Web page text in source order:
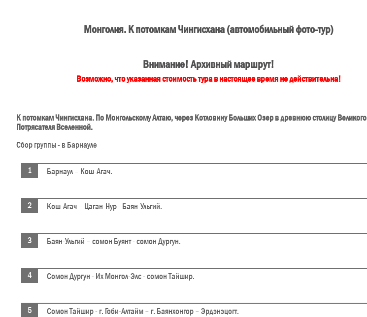
Монголия. К потомкам Чингисхана (автомобильный фото-тур)
Внимание! Архивный маршрут!
Возможно, что указанная стоимость тура в настоящее время не действительна!
К потомкам Чингисхана. По Монгольскому Алтаю, через Котловину Больших Озер в древнюю столицу Великого
Потрясателя Вселенной.
Сбор группы - в Барнауле
Барнаул – Кош-Агач.
Кош-Агач – Цаган-Нур - Баян-Ульгий.
Баян-Ульгий – сомон Буянт - сомон Дургун.
Сомон Дургун - Их Монгол-Элс - сомон Тайшир.
Сомон Тайшир - г. Гоби-Алтайм – г. Баянхонгор – Эрдэнэцогт.